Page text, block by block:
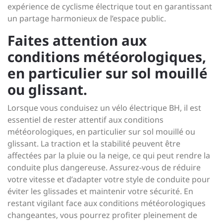
expérience de cyclisme électrique tout en garantissant
un partage harmonieux de l’espace public.
Faites attention aux
conditions météorologiques,
en particulier sur sol mouillé
ou glissant.
Lorsque vous conduisez un vélo électrique BH, il est
essentiel de rester attentif aux conditions
météorologiques, en particulier sur sol mouillé ou
glissant. La traction et la stabilité peuvent être
affectées par la pluie ou la neige, ce qui peut rendre la
conduite plus dangereuse. Assurez-vous de réduire
votre vitesse et d’adapter votre style de conduite pour
éviter les glissades et maintenir votre sécurité. En
restant vigilant face aux conditions météorologiques
changeantes, vous pourrez profiter pleinement de